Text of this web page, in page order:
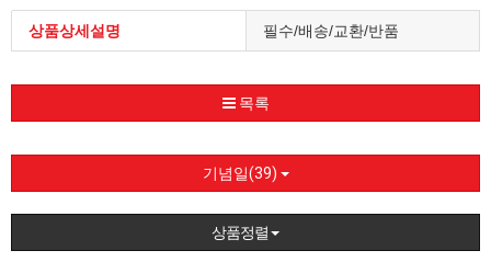
상품상세설명 필수/배송/교환/반품
목록
기념일(39)
상품정렬